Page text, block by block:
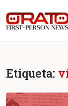
Etiqueta: